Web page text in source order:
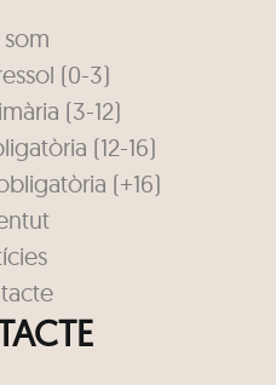
(0-3)
(3-12)
(12-16)
(+16)